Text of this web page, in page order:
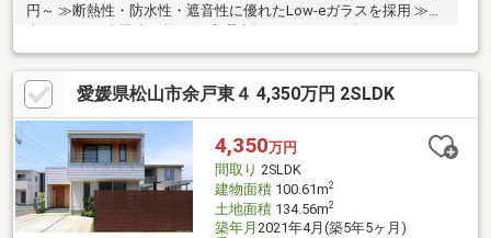
円～ ≫断熱性・防水性・遮音性に優れたLow-eガラスを採用 ≫駐
車スペース2台駐車可能 ≫住宅瑕疵担保保険（１０年）、シロア
リ保障（１０年）、地盤保障(10年)【周辺環境】さくら小学校ま
で徒歩約14分たちばな小学校まで徒歩約1分 さくら小学校エリ
アとなりますが、越境通学申請を行うことでたちばな小学校への
通学も可能となります。学校やスーパーが近く、子育てにも嬉し
い立地です(^^)/
愛媛県松山市余戸東４ 4,350万円 2SLDK
4,350万円
間取り 2SLDK
建物面積100.61m2
土地面積134.56m2
築年月 2021年4月(築5年5ヶ月)